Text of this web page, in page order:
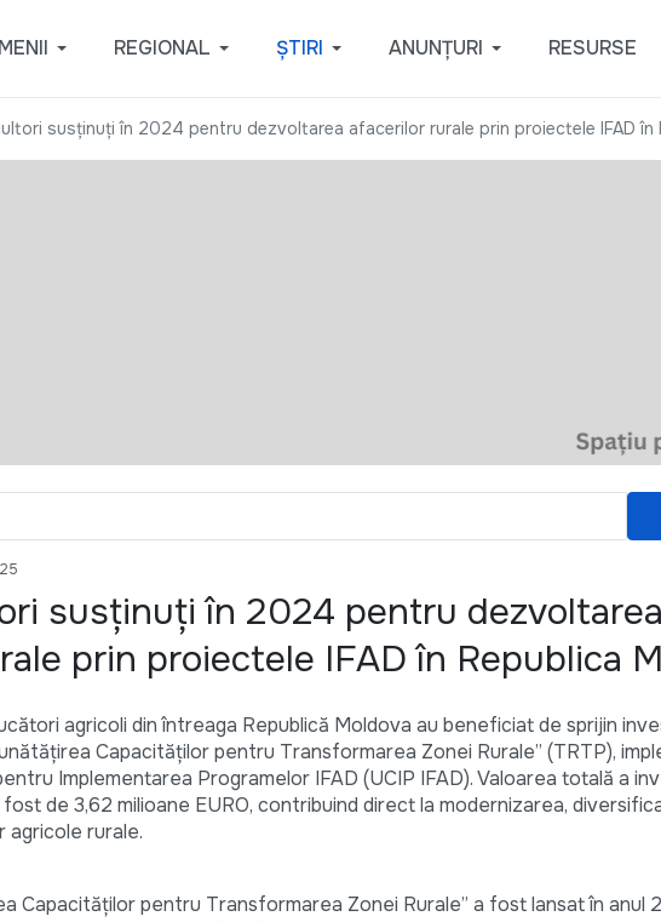
REGIONAL ȘTIRI ANUNȚURI RESURSE
susținuți în 2024 pentru dezvoltarea afacerilor rurale prin proiectele IFAD în
susținuți în 2024 pentru dezvoltarea
prin proiectele IFAD în Republica
agricoli din întreaga Republică Moldova au beneficiat de sprijin
Capacităților pentru Transformarea Zonei Rurale” (TRTP),
Implementarea Programelor IFAD (UCIP IFAD). Valoarea totală a
de 3,62 milioane EURO, contribuind direct la modernizarea,
agricole rurale.
Capacităților pentru Transformarea Zonei Rurale” a fost lansat în anul